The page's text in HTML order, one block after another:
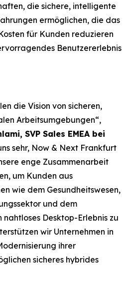
die sichere, intelligente
ermöglichen, die das
für Kunden reduzieren
Benutzererlebnis
die Vision von sicheren,
Arbeitsumgebungen“,
SVP Sales EMEA bei
sehr, Now & Next Frankfurt
enge Zusammenarbeit
um Kunden aus
wie dem Gesundheitswesen,
und dem
Desktop-Erlebnis zu
wir Unternehmen in
ihrer
sicheres hybrides